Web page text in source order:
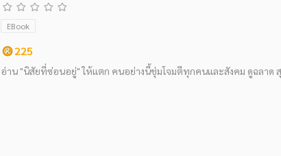
EBook
225
อ่าน "นิสัยที่ซ่อนอยู่" ให้แตก คนอย่างนี้ชุ่มโจมตีทุกคนและสังคม ดูฉลาด